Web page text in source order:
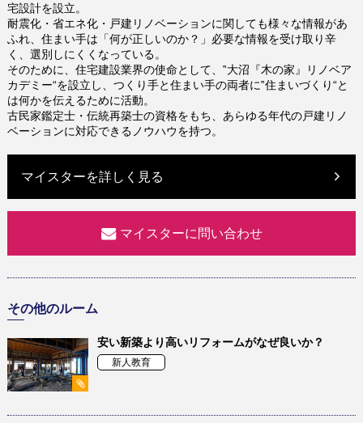
宅設計を設立。
耐震化・省エネ化・戸建リノベーションに関しても様々な情報があ
ふれ、住まい手は「何が正しいのか？」必要な情報を受け取り辛
く、選別しにくくなっている。
そのために、住宅建設業界の使命として、‟大沼『木の家』リノベア
カデミー“を設立し、つくり手と住まい手の両者に‟住まいづくり“と
は何かを伝えるために活動。
古民家鑑定士・伝統再築士の資格をもち、あらゆる年代の戸建リノ
ベーションに対応できるノウハウを持つ。
マイスターを詳しく見る
マイスターに問い合わせ
その他のルーム
安い新築より高いリフォームがなぜ良いか？
新人教育